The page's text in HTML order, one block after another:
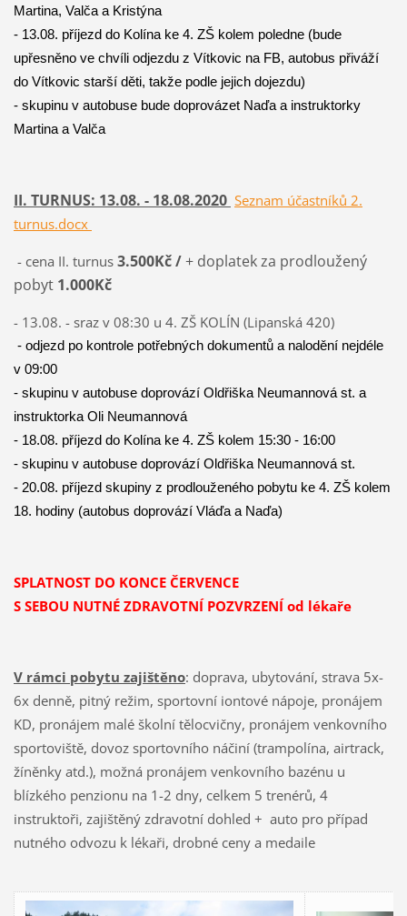
Martina, Valča a Kristýna
- 13.08. příjezd do Kolína ke 4. ZŠ kolem poledne (bude
upřesněno ve chvíli odjezdu z Vítkovic na FB, autobus přiváží
do Vítkovic starší děti, takže podle jejich dojezdu)
- skupinu v autobuse bude doprovázet Naďa a instruktorky
Martina a Valča
II. TURNUS: 13.08. - 18.08.2020 Seznam účastníků 2.
turnus.docx
- cena II. turnus 3.500Kč /+ doplatek za prodloužený
pobyt 1.000Kč
- 13.08. - sraz v 08:30 u 4. ZŠ KOLÍN (Lipanská 420)
- odjezd po kontrole potřebných dokumentů a nalodění nejdéle
v 09:00
- skupinu v autobuse doprovází Oldřiška Neumannová st. a
instruktorka Oli Neumannová
- 18.08. příjezd do Kolína ke 4. ZŠ kolem 15:30 - 16:00
- skupinu v autobuse doprovází Oldřiška Neumannová st.
- 20.08. příjezd skupiny z prodlouženého pobytu ke 4. ZŠ kolem
18. hodiny (autobus doprovází Vláďa a Naďa)
SPLATNOST DO KONCE ČERVENCE
S SEBOU NUTNÉ ZDRAVOTNÍ POZVRZENÍ od lékaře
V rámci pobytu zajištěno: doprava, ubytování, strava 5x-
6x denně, pitný režim, sportovní iontové nápoje, pronájem
KD, pronájem malé školní tělocvičny, pronájem venkovního
sportoviště, dovoz sportovního náčiní (trampolína, airtrack,
žíněnky atd.), možná pronájem venkovního bazénu u
blízkého penzionu na 1-2 dny, celkem 5 trenérů, 4
instruktoři, zajištěný zdravotní dohled + auto pro případ
nutného odvozu k lékaři, drobné ceny a medaile